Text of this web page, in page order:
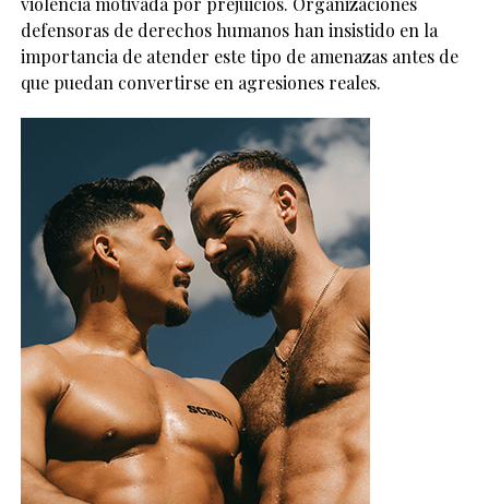
defensoras de derechos humanos han insistido en la
importancia de atender este tipo de amenazas antes de
que puedan convertirse en agresiones reales.